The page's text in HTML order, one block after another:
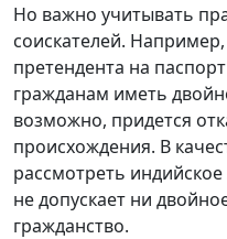
Но важно учитывать
соискателей.
претендента на
гражданам иметь
возможно, придется
происхождения. В
рассмотреть
не допускает ни
гражданство.